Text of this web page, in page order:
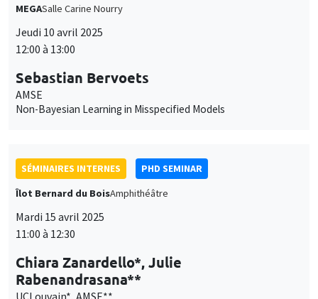
MEGASalle Carine Nourry
Jeudi 10 avril 2025
12:00 à 13:00
Sebastian Bervoets
AMSE
Non-Bayesian Learning in Misspecified Models
SÉMINAIRES INTERNES
PHD SEMINAR
Îlot Bernard du BoisAmphithéâtre
Mardi 15 avril 2025
11:00 à 12:30
Chiara Zanardello*, Julie
Rabenandrasana**
UCLouvain*, AMSE**
Utilisation
des
données
et
des
cookies
Ce site utilise des cookies et des services tiers pour garantir son bon
contenus multimédias. Vous êtes libre d’accepter, de refuser ou de
personnaliser l’utilisation de ces services. Votre choix pourra être
modifié à tout moment depuis le lien « Gestion des cookies »
Personnaliser